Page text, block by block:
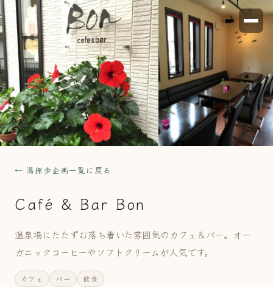
← 湯探歩企画一覧に戻る
Café & Bar Bon
温泉場にたたずむ落ち着いた雰囲気のカフェ＆バー。オー
ガニックコーヒーやソフトクリームが人気です。
カフェ バー 飲食